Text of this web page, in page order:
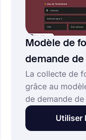
Modèle de
demande de
La collecte de
grâce au
de demande
formulaire
des
Utiliser